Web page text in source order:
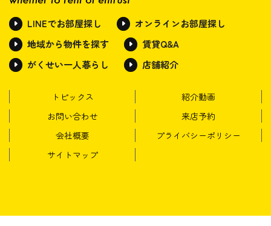
LINEでお部屋探し
オンラインお部屋探し
地域から物件を探す
賃貸Q&A
がくせい一人暮らし
店舗紹介
トピックス
紹介動画
お問い合わせ
来店予約
会社概要
プライバシーポリシー
サイトマップ